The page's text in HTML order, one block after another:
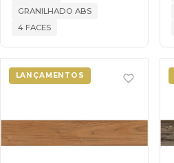
GRANILHADO ABS
4 FACES
LANÇAMENTOS